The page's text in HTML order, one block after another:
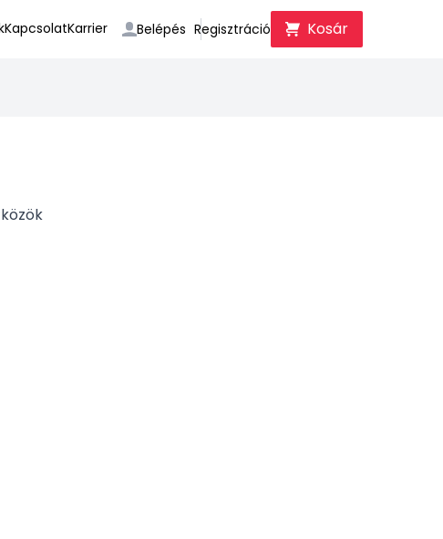
KapcsolatKarrier Belépés Regisztráció Kosár